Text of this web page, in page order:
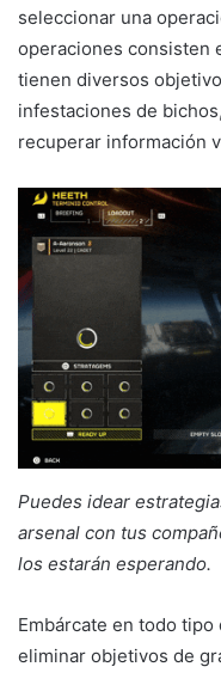
seleccionar una
operaciones consisten
tienen diversos
infestaciones de
recuperar información
Puedes idear
arsenal con tus
los estarán esperando.
Embárcate en todo
eliminar objetivos de